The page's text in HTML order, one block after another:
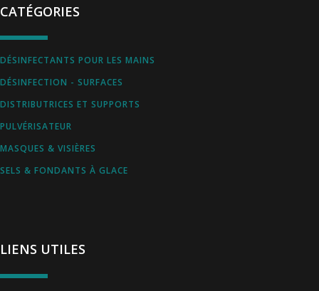
CATÉGORIES
DÉSINFECTANTS POUR LES MAINS
DÉSINFECTION - SURFACES
DISTRIBUTRICES ET SUPPORTS
PULVÉRISATEUR
MASQUES & VISIÈRES
SELS & FONDANTS À GLACE
LIENS UTILES